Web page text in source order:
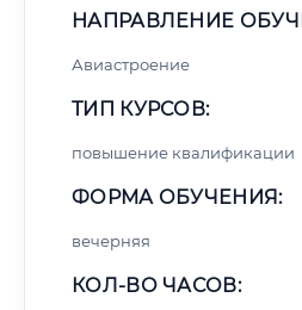
НАПРАВЛЕНИЕ
Авиастроение
ТИП КУРСОВ:
повышение квалификации
ФОРМА ОБУЧЕНИЯ:
вечерняя
КОЛ-ВО ЧАСОВ: